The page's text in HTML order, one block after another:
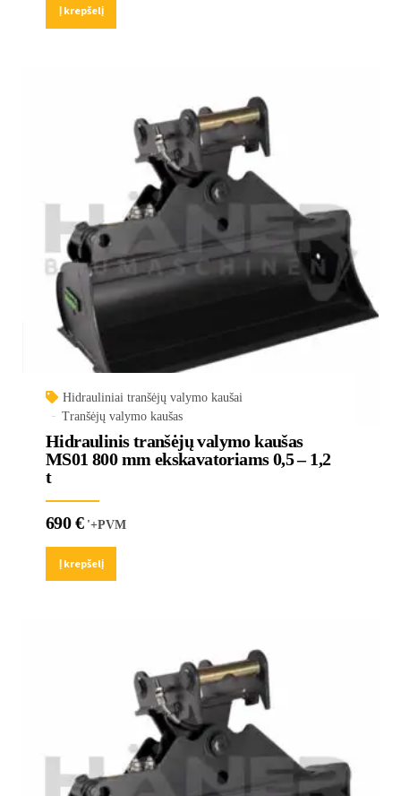
Į krepšelį
Hidrauliniai tranšėjų valymo kaušai
Tranšėjų valymo kaušas
Hidraulinis tranšėjų valymo kaušas
MS01 800 mm ekskavatoriams 0,5 – 1,2
t
690€'+PVM
Į krepšelį